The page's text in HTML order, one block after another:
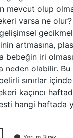
olup
varsa ne
artmasına,
bebeğin iri
neden olabilir. Bu
sınırlar içinde
kaçıncı
hangi haftada